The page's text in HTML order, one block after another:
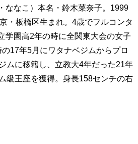
ななこ）本名・鈴木菜奈子。1999
・板橋区生まれ。4歳でフルコンタ
学園高2年の時に全関東大会の女子
17年5月にワタナベジムからプロ
ムに移籍し、立教大4年だった21年
級王座を獲得。身長158センチの右